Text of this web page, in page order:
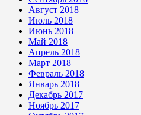
Август 2018
Июль 2018
Июнь 2018
Май 2018
Апрель 2018
Март 2018
Февраль 2018
Январь 2018
Декабрь 2017
Ноябрь 2017